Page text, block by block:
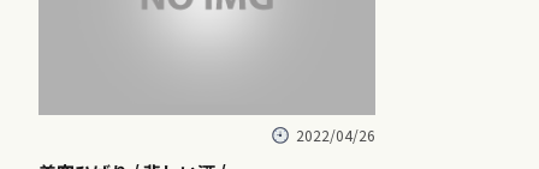
2022/04/26